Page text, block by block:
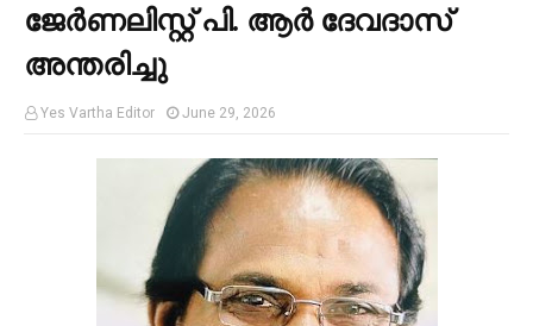
ജേർണലിസ്റ്റ് പി. ആർ ദേവദാസ്
അന്തരിച്ചു
Yes Vartha Editor June 29, 2026